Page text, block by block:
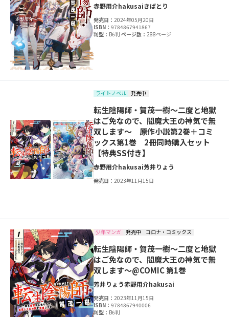
赤野用介hakusaiきばとり
発売日：2024年05月20日
ISBN：9784867941867
判型： B6判ページ数：288ページ
ライトノベル 発売中
転生陰陽師・賀茂一樹～二度と地獄
はご免なので、閻魔大王の神気で無
双します～ 原作小説第2巻＋コミ
ックス第1巻 2冊同時購入セット
【特典SS付き】
赤野用介hakusai芳井りょう
発売日：2023年11月15日
少年マンガ 発売中 コロナ・コミックス
転生陰陽師・賀茂一樹～二度と地獄
はご免なので、閻魔大王の神気で無
双します～@COMIC 第1巻
芳井りょう赤野用介hakusai
発売日：2023年11月15日
ISBN：9784867940006
判型： B6判